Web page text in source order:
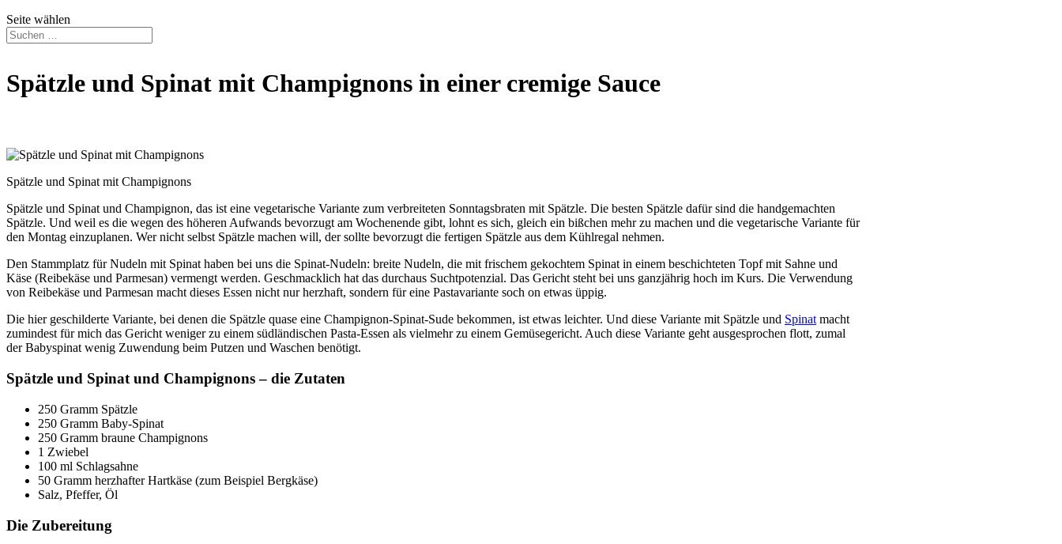
Seite wählen
Spätzle und Spinat mit Champignons in einer cremige Sauce
Spätzle und Spinat mit Champignons
Spätzle und Spinat und Champignon, das ist eine vegetarische Variante zum verbreiteten Sonntagsbraten mit Spätzle. Die besten Spätzle dafür sind die handgemachten
Spätzle. Und weil es die wegen des höheren Aufwands bevorzugt am Wochenende gibt, lohnt es sich, gleich ein bißchen mehr zu machen und die vegetarische Variante für
den Montag einzuplanen. Wer nicht selbst Spätzle machen will, der sollte bevorzugt die fertigen Spätzle aus dem Kühlregal nehmen.
Den Stammplatz für Nudeln mit Spinat haben bei uns die Spinat-Nudeln: breite Nudeln, die mit frischem gekochtem Spinat in einem beschichteten Topf mit Sahne und
Käse (Reibekäse und Parmesan) vermengt werden. Geschmacklich hat das durchaus Suchtpotenzial. Das Gericht steht bei uns ganzjährig hoch im Kurs. Die Verwendung
von Reibekäse und Parmesan macht dieses Essen nicht nur herzhaft, sondern für eine Pastavariante soch on etwas üppig.
Die hier geschilderte Variante, bei denen die Spätzle quase eine Champignon-Spinat-Sude bekommen, ist etwas leichter. Und diese Variante mit Spätzle und Spinatmacht
zumindest für mich das Gericht weniger zu einem südländischen Pasta-Essen als vielmehr zu einem Gemüsegericht. Auch diese Variante geht ausgesprochen flott, zumal
der Babyspinat wenig Zuwendung beim Putzen und Waschen benötigt.
Spätzle und Spinat und Champignons – die Zutaten
250 Gramm Spätzle
250 Gramm Baby-Spinat
250 Gramm braune Champignons
1 Zwiebel
100 ml Schlagsahne
50 Gramm herzhafter Hartkäse (zum Beispiel Bergkäse)
Salz, Pfeffer, Öl
Die Zubereitung